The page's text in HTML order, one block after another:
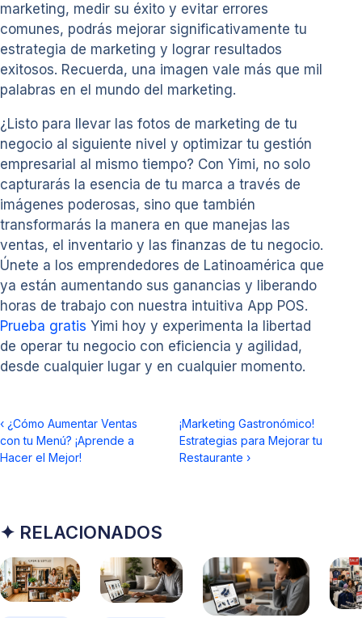
marketing, medir su éxito y evitar errores
comunes, podrás mejorar significativamente tu
estrategia de marketing y lograr resultados
exitosos. Recuerda, una imagen vale más que mil
palabras en el mundo del marketing.
¿Listo para llevar las fotos de marketing de tu
negocio al siguiente nivel y optimizar tu gestión
empresarial al mismo tiempo? Con Yimi, no solo
capturarás la esencia de tu marca a través de
imágenes poderosas, sino que también
transformarás la manera en que manejas las
ventas, el inventario y las finanzas de tu negocio.
Únete a los emprendedores de Latinoamérica que
ya están aumentando sus ganancias y liberando
horas de trabajo con nuestra intuitiva App POS.
Prueba gratis Yimi hoy y experimenta la libertad
de operar tu negocio con eficiencia y agilidad,
desde cualquier lugar y en cualquier momento.
‹ ¿Cómo Aumentar Ventas
con tu Menú? ¡Aprende a
Hacer el Mejor!
¡Marketing Gastronómico!
Estrategias para Mejorar tu
Restaurante ›
✦ RELACIONADOS